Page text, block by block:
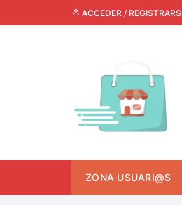
ACCEDER /
ZONA USUARI@S